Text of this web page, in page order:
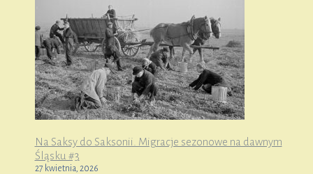
Na Saksy do Saksonii. Migracje sezonowe na dawnym
Śląsku #3
27 kwietnia, 2026